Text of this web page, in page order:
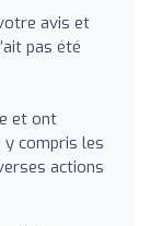
avis et
pas été
et ont
y compris les
actions